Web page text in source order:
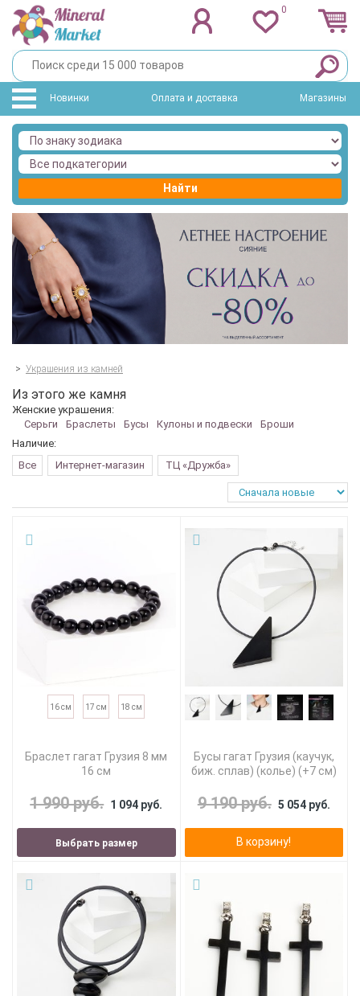
0
Новинки Оплата и доставка Магазины
Найти
> Украшения из камней
Из этого же камня
Женские украшения:
Серьги
Браслеты Бусы Кулоны и подвески
Броши
Наличие:
Все
Интернет-магазин ТЦ «Дружба»
16 см 17 см 18 см
Браслет гагат Грузия 8 мм
16 см
1 990 руб. 1 094 руб.
Выбрать размер
Бусы гагат Грузия (каучук,
биж. сплав) (колье) (+7 см)
9 190 руб. 5 054 руб.
В корзину!